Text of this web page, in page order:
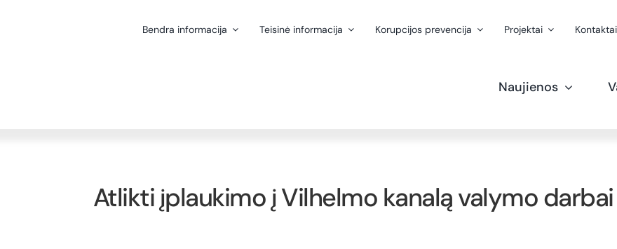
Bendra informacija Teisinė informacija Korupcijos prevencija Projektai Kontaktai
Naujienos
Atlikti įplaukimo į Vilhelmo kanalą valymo darbai